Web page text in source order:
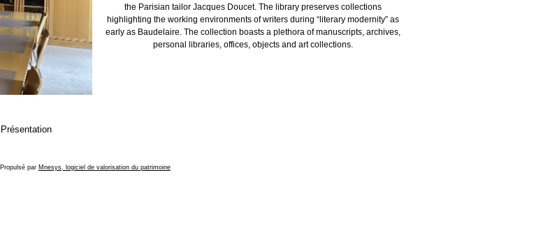
the Parisian tailor Jacques Doucet. The library preserves collections
highlighting the working environments of writers during “literary modernity” as
early as Baudelaire. The collection boasts a plethora of manuscripts, archives,
personal libraries, offices, objects and art collections.
Présentation
Propulsé par Mnesys, logiciel de valorisation du patrimoine